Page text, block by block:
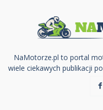
NaMotorze.pl to portal
wiele ciekawych publikacji